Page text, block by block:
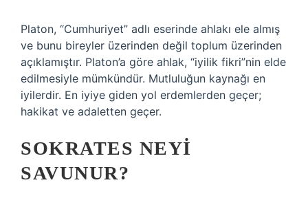
Platon, “Cumhuriyet” adlı eserinde ahlakı ele almış
ve bunu bireyler üzerinden değil toplum üzerinden
açıklamıştır. Platon’a göre ahlak, “iyilik fikri”nin elde
edilmesiyle mümkündür. Mutluluğun kaynağı en
iyilerdir. En iyiye giden yol erdemlerden geçer;
hakikat ve adaletten geçer.
SOKRATES NEYI
SAVUNUR?